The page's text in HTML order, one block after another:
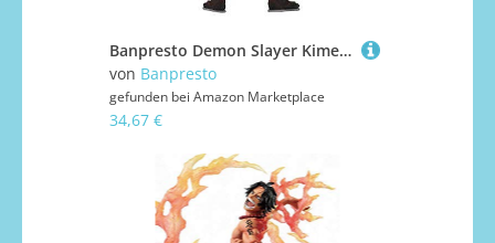
Banpresto Demon Slayer Kimetsu no Yaiba Q Posket Minifigur Tanjiro Kamado Ver.A 14 cm
von Banpresto
gefunden bei Amazon Marketplace
34,67 €